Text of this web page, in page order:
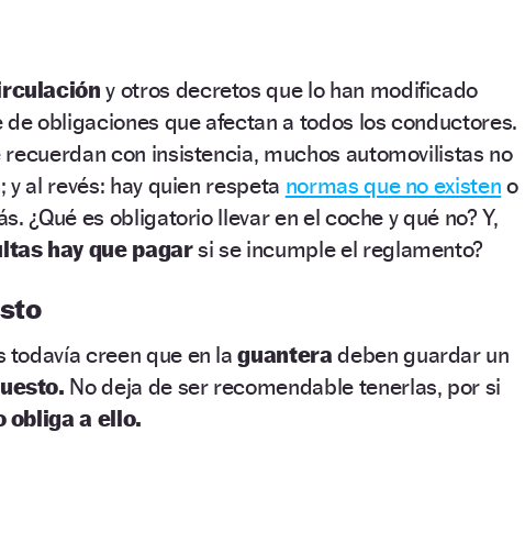
y otros decretos que lo han modificado
obligaciones que afectan a todos los conductores.
recuerdan con insistencia, muchos automovilistas no
al revés: hay quien respeta normas que no existen o
¿Qué es obligatorio llevar en el coche y qué no? Y,
hay que pagarsi se incumple el reglamento?
todavía creen que en laguanteradeben guardar un
No deja de ser recomendable tenerlas, por si
obliga a ello.